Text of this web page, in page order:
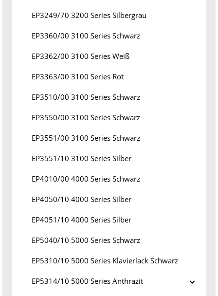
EP3249/70 3200 Series Silbergrau
EP3360/00 3100 Series Schwarz
EP3362/00 3100 Series Weiß
EP3363/00 3100 Series Rot
EP3510/00 3100 Series Schwarz
EP3550/00 3100 Series Schwarz
EP3551/00 3100 Series Schwarz
EP3551/10 3100 Series Silber
EP4010/00 4000 Series Schwarz
EP4050/10 4000 Series Silber
EP4051/10 4000 Series Silber
EP5040/10 5000 Series Schwarz
EP5310/10 5000 Series Klavierlack Schwarz
EP5314/10 5000 Series Anthrazit